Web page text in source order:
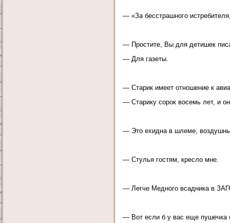
— «За бесстрашного
— Простите, Вы для детишек
— Для газеты.
— Старик имеет отношение к
— Старику сорок восемь лет, и
— Это ехидна в шлеме,
— Стулья гостям, кресло мне.
— Легче Медного всадника в
— Вот если б у вас еще пушечка